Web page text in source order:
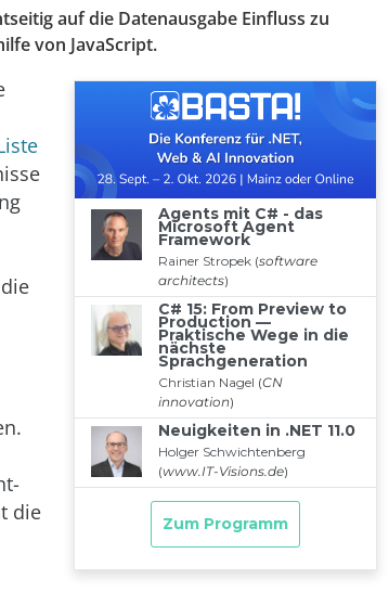
auf die Datenausgabe Einfluss zu
von JavaScript.
die